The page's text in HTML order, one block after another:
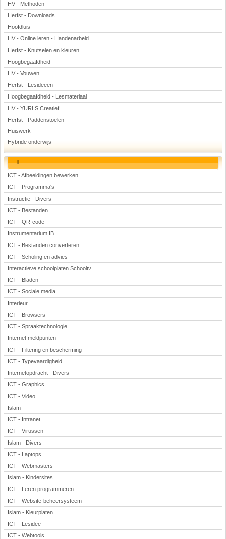
HV - Methoden
Herfst - Downloads
Hoofdluis
HV - Online leren - Handenarbeid
Herfst - Knutselen en kleuren
Hoogbegaafdheid
HV - Vouwen
Herfst - Lesideeën
Hoogbegaafdheid - Lesmateriaal
HV - YURLS Creatief
Herfst - Paddenstoelen
Huiswerk
Hybride onderwijs
I
ICT - Afbeeldingen bewerken
ICT - Programma's
Instructie - Divers
ICT - Bestanden
ICT - QR-code
Instrumentarium IB
ICT - Bestanden converteren
ICT - Scholing en advies
Interactieve schoolplaten Schooltv
ICT - Bladen
ICT - Sociale media
Interieur
ICT - Browsers
ICT - Spraaktechnologie
Internet meldpunten
ICT - Filtering en bescherming
ICT - Typevaardigheid
Internetopdracht - Divers
ICT - Graphics
ICT - Video
Islam
ICT - Intranet
ICT - Virussen
Islam - Divers
ICT - Laptops
ICT - Webmasters
Islam - Kindersites
ICT - Leren programmeren
ICT - Website-beheersysteem
Islam - Kleurplaten
ICT - Lesidee
ICT - Webtools